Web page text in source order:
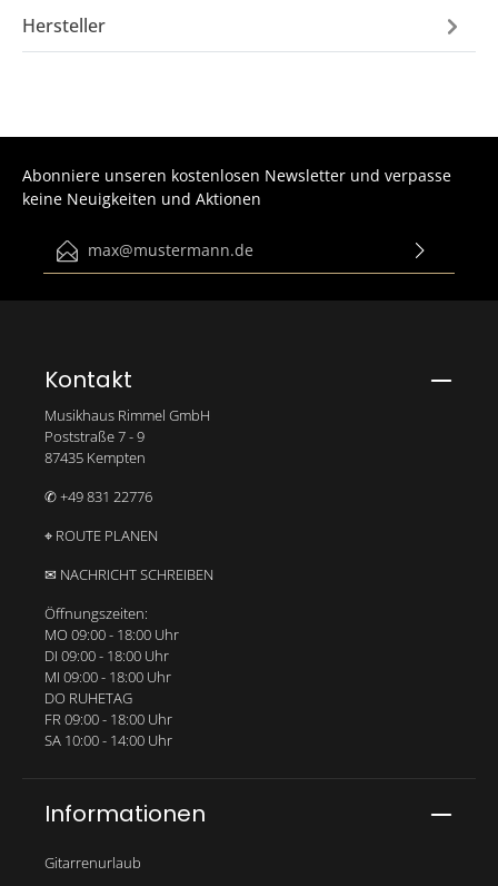
Hersteller
Abonniere unseren kostenlosen Newsletter und verpasse
keine Neuigkeiten und Aktionen
E-Mail-Adresse*
Kontakt
Musikhaus Rimmel GmbH
Poststraße 7 - 9
87435 Kempten
✆ +49 831 22776
⌖ ROUTE PLANEN
✉ NACHRICHT SCHREIBEN
Öffnungszeiten:
MO 09:00 - 18:00 Uhr
DI 09:00 - 18:00 Uhr
MI 09:00 - 18:00 Uhr
DO RUHETAG
FR 09:00 - 18:00 Uhr
SA 10:00 - 14:00 Uhr
Informationen
Gitarrenurlaub